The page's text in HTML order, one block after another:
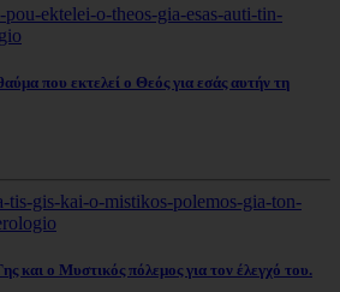
που εκτελεί ο Θεός για εσάς αυτήν τη
και ο Μυστικός πόλεμος για τον έλεγχό του.